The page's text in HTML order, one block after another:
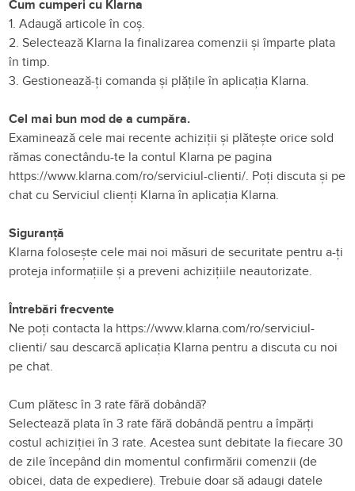
Cum cumperi cu Klarna
1. Adaugă articole în coș.
2. Selectează Klarna la finalizarea comenzii și împarte plata
în timp.
3. Gestionează-ți comanda și plățile în aplicația Klarna.
Cel mai bun mod de a cumpăra.
Examinează cele mai recente achiziții și plătește orice sold
rămas conectându-te la contul Klarna pe pagina
https://www.klarna.com/ro/serviciul-clienti/. Poți discuta și pe
chat cu Serviciul clienți Klarna în aplicația Klarna.
Siguranță
Klarna folosește cele mai noi măsuri de securitate pentru a-ți
proteja informațiile și a preveni achizițiile neautorizate.
Întrebări frecvente
Ne poți contacta la https://www.klarna.com/ro/serviciul-
clienti/ sau descarcă aplicația Klarna pentru a discuta cu noi
pe chat.
Cum plătesc în 3 rate fără dobândă?
Selectează plata în 3 rate fără dobândă pentru a împărți
costul achiziției în 3 rate. Acestea sunt debitate la fiecare 30
de zile începând din momentul confirmării comenzii (de
obicei, data de expediere). Trebuie doar să adaugi datele